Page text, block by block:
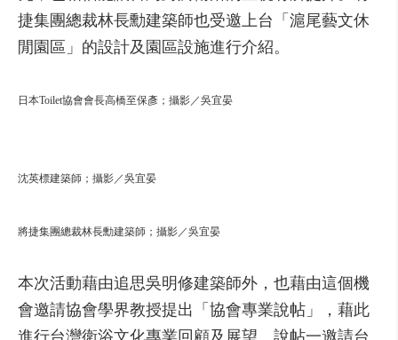
捷集團總裁林長勳建築師也受邀上台「滬尾藝文休
閒園區」的設計及園區設施進行介紹。
日本Toilet協會會長高橋至保彥；攝影／吳宜晏
沈英標建築師；攝影／吳宜晏
將捷集團總裁林長勳建築師；攝影／吳宜晏
本次活動藉由追思吳明修建築師外，也藉由這個機
會邀請協會學界教授提出「協會專業說帖」，藉此
進行台灣衛浴文化專業回顧及展望。說帖一邀請台